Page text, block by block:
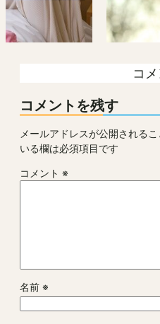
もっ
コ
コメントを残す
メールアドレスが公開されるこ
いる欄は必須項目です
コメント ※
名前 ※